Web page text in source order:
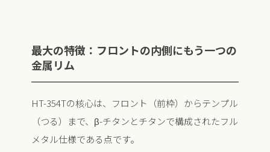
最大の特徴：フロントの内側にもう一つの
金属リム
HT-354Tの核心は、フロント（前枠）からテンプル
（つる）まで、β-チタンとチタンで構成されたフル
メタル仕様である点です。